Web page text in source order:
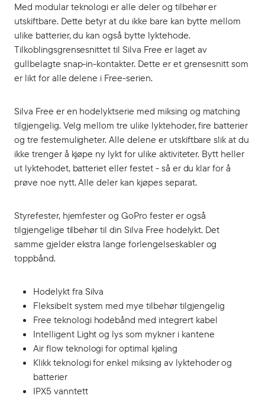
Med modular teknologi er alle deler og tilbehør er
utskiftbare. Dette betyr at du ikke bare kan bytte mellom
ulike batterier, du kan også bytte lyktehode.
Tilkoblingsgrensesnittet til Silva Free er laget av
gullbelagte snap-in-kontakter. Dette er et grensesnitt som
er likt for alle delene i Free-serien.
Silva Free er en hodelyktserie med miksing og matching
tilgjengelig. Velg mellom tre ulike lyktehoder, fire batterier
og tre festemuligheter. Alle delene er utskiftbare slik at du
ikke trenger å kjøpe ny lykt for ulike aktiviteter. Bytt heller
ut lyktehodet, batteriet eller festet - så er du klar for å
prøve noe nytt. Alle deler kan kjøpes separat.
Styrefester, hjemfester og GoPro fester er også
tilgjengelige tilbehør til din Silva Free hodelykt. Det
samme gjelder ekstra lange forlengelseskabler og
toppbånd.
Hodelykt fra Silva
Fleksibelt system med mye tilbehør tilgjengelig
Free teknologi hodebånd med integrert kabel
Intelligent Light og lys som mykner i kantene
Air flow teknologi for optimal kjøling
Klikk teknologi for enkel miksing av lyktehoder og
batterier
IPX5 vanntett